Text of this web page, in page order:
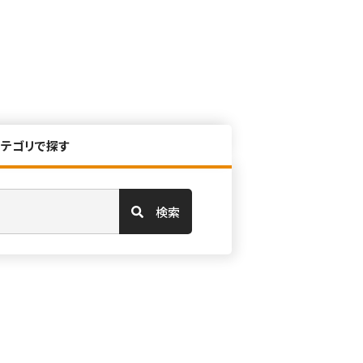
ゴリで探す
検索